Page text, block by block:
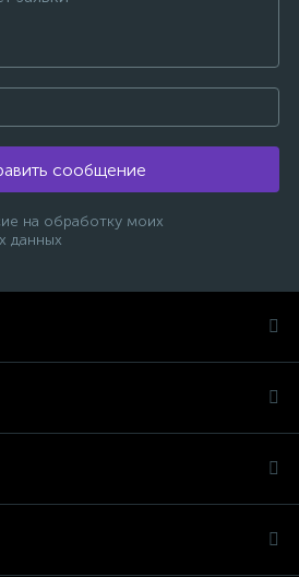
сообщение
на обработку моих
данных